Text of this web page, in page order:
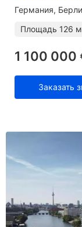
Германия,
Площадь 126
1 100 000
Заказать